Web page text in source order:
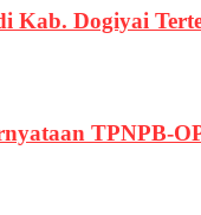
Kab. Dogiyai
TPNPB-